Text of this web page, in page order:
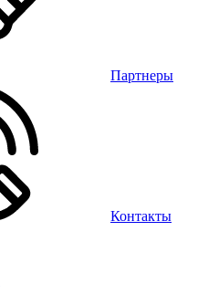
Партнеры
Контакты